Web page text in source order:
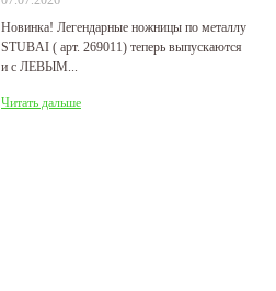
Новинка! Легендарные ножницы по металлу
STUBAI ( арт. 269011) теперь выпускаются
и с ЛЕВЫМ...
Читать дальше